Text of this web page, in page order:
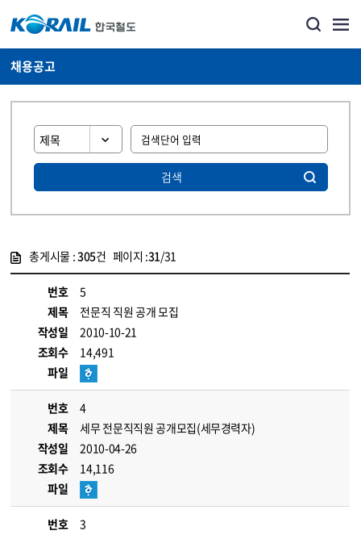
채용공고
검색
총게시물 :305건 페이지 :31/31
번호
5
제목
전문직 직원 공개 모집
작성일
2010-10-21
조회수
14,491
파일
번호
4
제목
세무 전문직직원 공개모집(세무경력자)
작성일
2010-04-26
조회수
14,116
파일
번호
3